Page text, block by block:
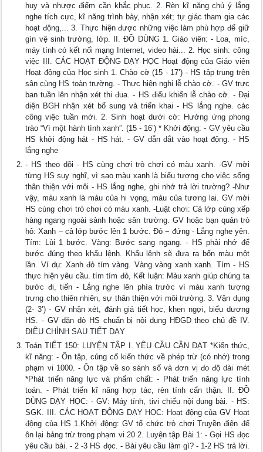
huy và nhược điểm cần khắc phục. 2. Rèn kĩ năng chú ý lắng
nghe tích cực, kĩ năng trình bày, nhận xét; tự giác tham gia các
hoạt động,... 3. Thực hiện được những việc làm phù hợp để giữ
gìn vệ sinh trường, lớp. II. ĐỒ DÙNG 1. Giáo viên: - Loa, míc,
máy tính có kết nối mạng Internet, video hài... 2. Học sinh: công
việc III. CÁC HOẠT ĐỘNG DẠY HỌC Hoạt động của Giáo viên
Hoạt động của Học sinh 1. Chào cờ (15 - 17’) - HS tập trung trên
sân cùng HS toàn trường. - Thực hiện nghi lễ chào cờ. - GV trực
ban tuần lên nhận xét thi đua. - HS điểu khiển lễ chào cờ. - Đại
diện BGH nhận xét bổ sung và triển khai - HS lắng nghe. các
công việc tuần mới. 2. Sinh hoạt dưới cờ: Hưởng ứng phong
trào “Vì một hành tình xanh”. (15 - 16’) * Khởi động: - GV yêu cầu
HS khởi động hát - HS hát. - GV dẫn dắt vào hoạt động. - HS
lắng nghe
- HS theo dõi - HS cùng chơi trò chơi có màu xanh. -GV mời
từng HS suy nghĩ, vì sao màu xanh là biểu tượng cho việc sống
thân thiện với môi - HS lắng nghe, ghi nhớ trả lời trường? -Như
vậy, màu xanh là màu của hi vọng, màu của tương lai. GV mời
HS cùng chơi trò chơi có màu xanh. -Luật chơi: Cả lớp cùng xếp
hàng ngang ngoài sảnh hoặc sân trường. GV hoặc bạn quản trò
hô: Xanh – cả lớp bước lên 1 bước. Đỏ − đứng - Lắng nghe yên.
Tím: Lùi 1 bước. Vàng: Bước sang ngang. - HS phải nhớ để
bước đúng theo khẩu lệnh. Khẩu lệnh sẽ đưa ra bốn màu một
lần. Ví dụ: Xanh đỏ tím vàng. Vàng vàng xanh xanh. Tím - HS
thực hiện yêu cầu. tím tím đỏ, Kết luận: Màu xanh giúp chúng ta
bước đi, tiến - Lắng nghe lên phía trước vì màu xanh tượng
trưng cho thiên nhiên, sự thân thiện với môi trường. 3. Vận dụng
(2- 3’) - GV nhận xét, đánh giá tiết học, khen ngợi, biểu dương
HS. - GV dặn dò HS chuẩn bị nội dung HĐGD theo chủ đề IV.
ĐIỀU CHỈNH SAU TIẾT DẠY
Toán TIẾT 150: LUYỆN TẬP I. YÊU CẦU CẦN ĐẠT *Kiến thức,
kĩ năng: - Ôn tập, củng cố kiến thức về phép trừ (có nhớ) trong
phạm vi 1000. - Ôn tập về so sánh số và đơn vị đo độ dài mét
*Phát triển năng lực và phẩm chất: - Phát triển năng lực tính
toán. - Phát triển kĩ năng hợp tác, rèn tính cẩn thận. II. ĐỒ
DÙNG DẠY HỌC: - GV: Máy tính, tivi chiếu nội dung bài. - HS:
SGK. III. CÁC HOẠT ĐỘNG DẠY HỌC: Hoạt động của GV Hoạt
động của HS 1.Khởi động: GV tổ chức trò chơi Truyền điện để
ôn lại bảng trừ trong phạm vi 20 2. Luyện tập Bài 1: - Gọi HS đọc
yêu cầu bài. - 2 -3 HS đọc. - Bài yêu cầu làm gì? - 1-2 HS trả lời.